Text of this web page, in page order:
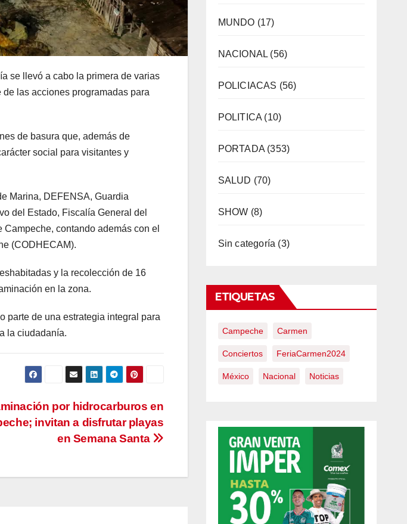
se llevó a cabo la primera de varias
las acciones programadas para
de basura que, además de
social para visitantes y
Marina, DEFENSA, Guardia
del Estado, Fiscalía General del
contando además con el
(CODHECAM).
y la recolección de 16
en la zona.
parte de una estrategia integral para
la ciudadanía.
por hidrocarburos en
invitan a disfrutar playas
en Semana Santa
MUNDO (17)
NACIONAL (56)
POLICIACAS (56)
POLITICA (10)
PORTADA(353)
SALUD (70)
SHOW (8)
Sin categoría (3)
ETIQUETAS
Campeche Carmen
Conciertos FeriaCarmen2024
México Nacional Noticias